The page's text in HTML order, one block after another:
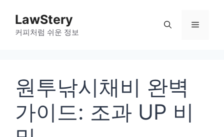
LawStery
커피처럼 쉬운 정보
메
원투낚시채비 완벽
가이드: 조과 UP 비